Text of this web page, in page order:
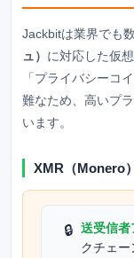
Jackbitは業界でも
ュ） に対応した仮
「プライバシーコ
難なため、高いプ
います。
XMR（Monero
🔒 送受信者
クチェ